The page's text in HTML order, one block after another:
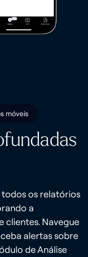
móveis
os relatórios
a
clientes. Navegue
alertas sobre
de Análise